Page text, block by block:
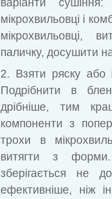
мікрохвильовці і
мікрохвильовці,
паличку, досушити на
2. Взяти ряску або
Подрібнити в
дрібніше, тим
компоненти з
трохи в
витягти з форми.
зберігається не
ефективніше, ніж